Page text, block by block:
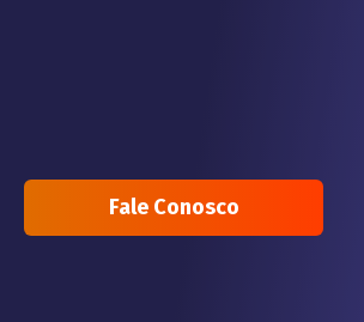
Fale Conosco